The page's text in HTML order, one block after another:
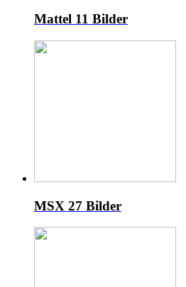
Mattel 11 Bilder
MSX 27 Bilder